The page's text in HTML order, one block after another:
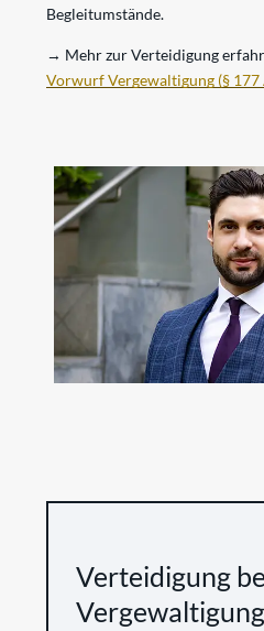
Begleitumstände.
→ Mehr zur Verteidigung
Vorwurf Vergewaltigung (§ 177
Verteidigung